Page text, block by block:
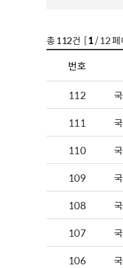
총112건 [1/ 12 페
번호
112
111
110
109
108
107
106